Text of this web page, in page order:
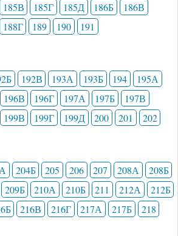
185В 185Г 185Д 186Б
186В
188Г 189 190 191
192В 193А 193Б 194
195А
196В 196Г 197А 197Б
197В
199В 199Г 199Д 200 201 202
204Б 205 206 207 208А
208Б
209Б 210А 210Б 211 212А
212Б
216В 216Г 217А 217Б
218